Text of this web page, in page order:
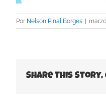
Por Nelson Pinal Borges |
Share This